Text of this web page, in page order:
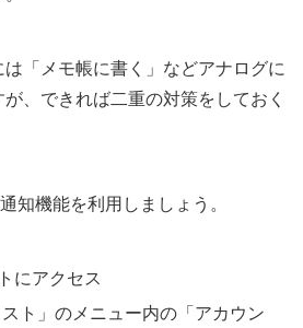
「メモ帳に書く」などアナログに
、できれば二重の対策をしておく
知機能を利用しましょう。
にアクセス
スト」のメニュー内の「アカウン